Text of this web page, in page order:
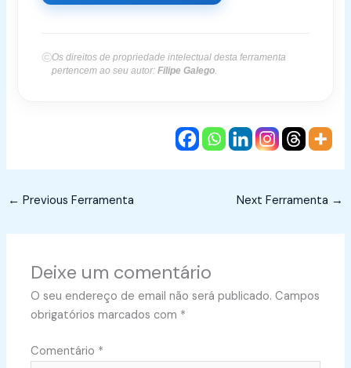
©Os direitos de propriedade intelectual desta ferramenta
pertencem ao seu autor:Filipe Galego.
← Previous Ferramenta Next Ferramenta →
Deixe um comentário
O seu endereço de email não será publicado. Campos
obrigatórios marcados com *
Comentário *